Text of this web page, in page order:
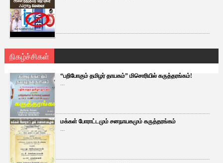
நிகழ்ச்சிகள்
“பறிபோகும் தமிழர் தாயகம்” மிசொரியில் கருத்தரங்கம்!
...
மக்கள் போராட்டமும் சனநாயகமும் கருத்தரங்கம்
...